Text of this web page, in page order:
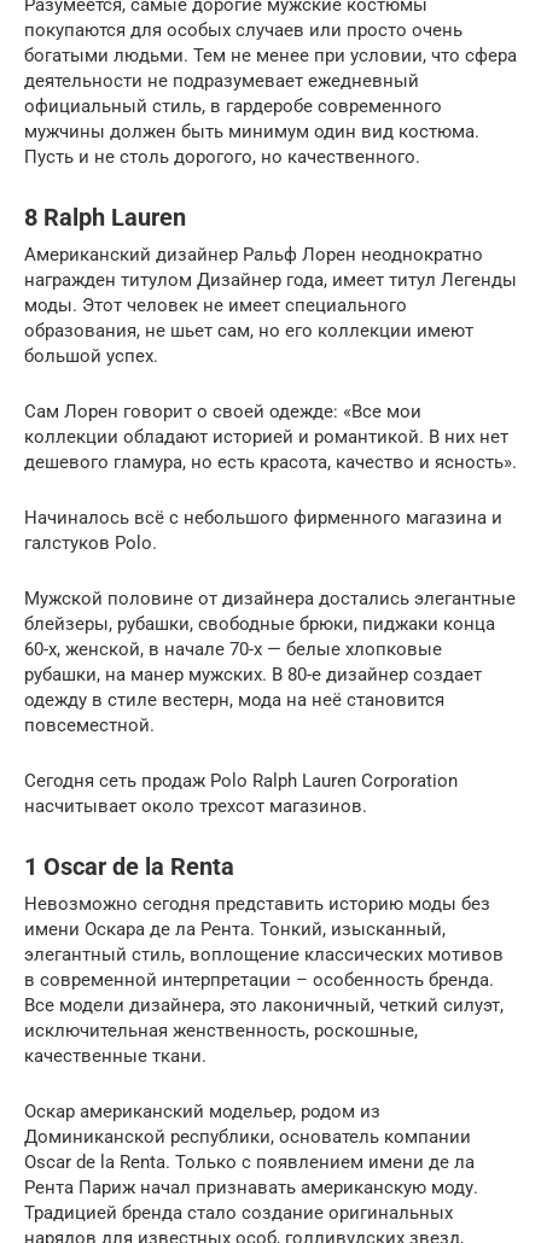
Разумеется, самые дорогие мужские костюмы
покупаются для особых случаев или просто очень
богатыми людьми. Тем не менее при условии, что сфера
деятельности не подразумевает ежедневный
официальный стиль, в гардеробе современного
мужчины должен быть минимум один вид костюма.
Пусть и не столь дорогого, но качественного.
8 Ralph Lauren
Американский дизайнер Ральф Лорен неоднократно
награжден титулом Дизайнер года, имеет титул Легенды
моды. Этот человек не имеет специального
образования, не шьет сам, но его коллекции имеют
большой успех.
Сам Лорен говорит о своей одежде: «Все мои
коллекции обладают историей и романтикой. В них нет
дешевого гламура, но есть красота, качество и ясность».
Начиналось всё с небольшого фирменного магазина и
галстуков Polo.
Мужской половине от дизайнера достались элегантные
блейзеры, рубашки, свободные брюки, пиджаки конца
60-х, женской, в начале 70-х — белые хлопковые
рубашки, на манер мужских. В 80-е дизайнер создает
одежду в стиле вестерн, мода на неё становится
повсеместной.
Сегодня сеть продаж Polo Ralph Lauren Corporation
насчитывает около трехсот магазинов.
1 Oscar de la Renta
Невозможно сегодня представить историю моды без
имени Оскара де ла Рента. Тонкий, изысканный,
элегантный стиль, воплощение классических мотивов
в современной интерпретации – особенность бренда.
Все модели дизайнера, это лаконичный, четкий силуэт,
исключительная женственность, роскошные,
качественные ткани.
Оскар американский модельер, родом из
Доминиканской республики, основатель компании
Oscar de la Renta. Только с появлением имени де ла
Рента Париж начал признавать американскую моду.
Традицией бренда стало создание оригинальных
нарядов для известных особ, голливудских звезд,